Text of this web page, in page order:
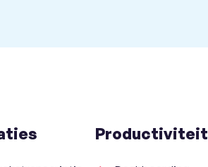
Productiviteit